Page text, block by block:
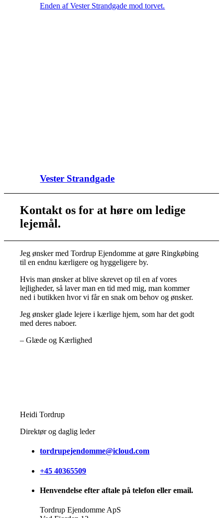
Enden af Vester Strandgade mod torvet.
Vester Strandgade
Kontakt os for at høre om ledige
lejemål.
Jeg ønsker med Tordrup Ejendomme at gøre Ringkøbing
til en endnu kærligere og hyggeligere by.
Hvis man ønsker at blive skrevet op til en af vores
lejligheder, så laver man en tid med mig, man kommer
ned i butikken hvor vi får en snak om behov og ønsker.
Jeg ønsker glade lejere i kærlige hjem, som har det godt
med deres naboer.
– Glæde og Kærlighed
Heidi Tordrup
Direktør og daglig leder
tordrupejendomme@icloud.com
+45 40365509
Henvendelse efter aftale på telefon eller email.
Tordrup Ejendomme ApS